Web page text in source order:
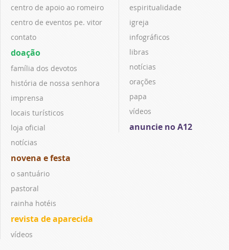
centro de apoio ao romeiro
centro de eventos pe. vitor
contato
doação
família dos devotos
história de nossa senhora
imprensa
locais turísticos
loja oficial
notícias
novena e festa
o santuário
pastoral
rainha hotéis
revista de aparecida
vídeos
espiritualidade
igreja
infográficos
libras
notícias
orações
papa
vídeos
anuncie no A12